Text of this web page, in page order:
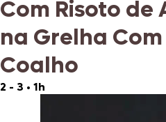
Com Risoto de
na Grelha
Coalho
2 - 3 • 1h